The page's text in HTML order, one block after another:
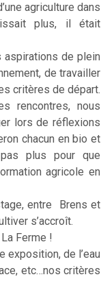
agriculture dans
plus, il était
aspirations de plein
de travailler
critères de départ.
rencontres, nous
lors de réflexions
chacun en bio et
plus pour que
agricole en
entre Brens et
s’accroît.
Ferme !
exposition, de l’eau
etc…nos critères